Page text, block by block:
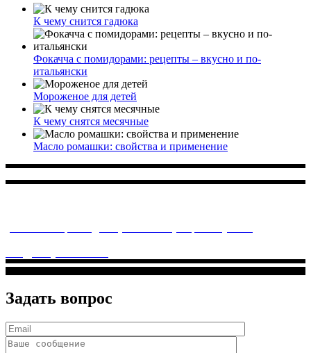
К чему снится гадюка
Фокачча с помидорами: рецепты – вкусно и по-
итальянски
Мороженое для детей
К чему снятся месячные
Масло ромашки: свойства и применение
Задать вопрос